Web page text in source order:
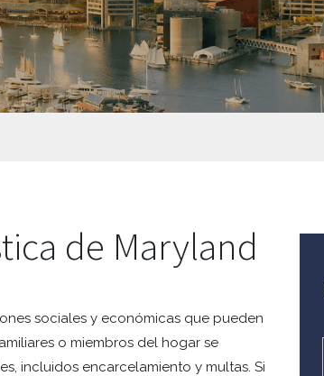
de Maryland
sociales y económicas que pueden
o miembros del hogar se
incluidos encarcelamiento y multas. Si